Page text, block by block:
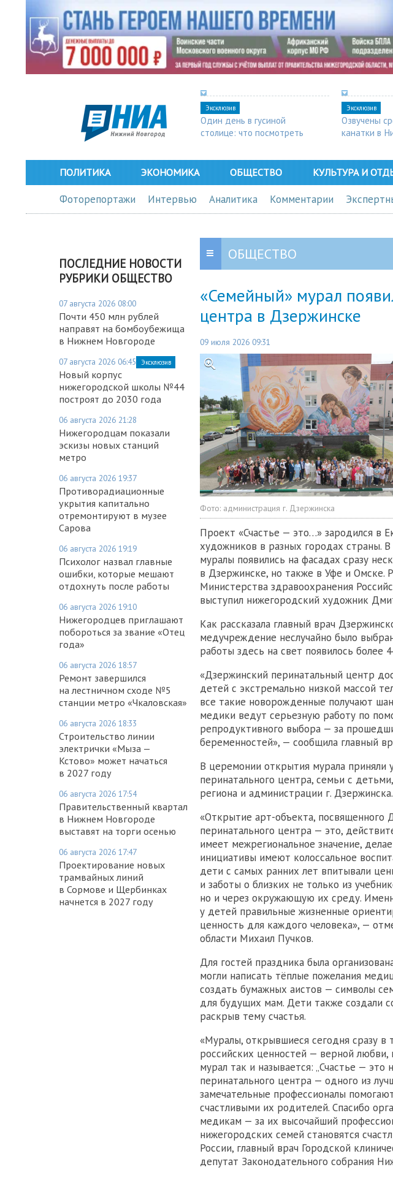
Эксклюзив
Один день в гусиной
столице: что посмотреть
Эксклюзив
Озвучены
канатки в
ПОЛИТИКА ЭКОНОМИКА ОБЩЕСТВО КУЛЬТУРА И
Фоторепортажи Интервью Аналитика Комментарии
ПОСЛЕДНИЕ НОВОСТИ
РУБРИКИ ОБЩЕСТВО
07 августа 2026 08:00
Почти 450 млн рублей
направят на бомбоубежища
в Нижнем Новгороде
07 августа 2026 06:45 Эксклюзив
Новый корпус
нижегородской школы №44
построят до 2030 года
06 августа 2026 21:28
Нижегородцам показали
эскизы новых станций
метро
06 августа 2026 19:37
Противорадиационные
укрытия капитально
отремонтируют в музее
Сарова
06 августа 2026 19:19
Психолог назвал главные
ошибки, которые мешают
отдохнуть после работы
06 августа 2026 19:10
Нижегородцев приглашают
побороться за звание «Отец
года»
06 августа 2026 18:57
Ремонт завершился
на лестничном сходе №5
станции метро «Чкаловская»
06 августа 2026 18:33
Строительство линии
электрички «Мыза —
Кстово» может начаться
в 2027 году
06 августа 2026 17:54
Правительственный квартал
в Нижнем Новгороде
выставят на торги осенью
06 августа 2026 17:47
Проектирование новых
трамвайных линий
в Сормове и Щербинках
начнется в 2027 году
ОБЩЕСТВО
«Семейный» мурал
центра в Дзержинске
09 июля 2026 09:31
Фото: администрация г. Дзержинска
Проект «Счастье — это…» зародился в
художников в разных городах страны.
муралы появились на фасадах сразу
в Дзержинске, но также в Уфе и
Министерства здравоохранения
выступил нижегородский художник
Как рассказала главный врач
медучреждение неслучайно было
работы здесь на свет появилось более
«Дзержинский перинатальный центр
детей с экстремально низкой массой
все такие новорожденные получают
медики ведут серьезную работу по
репродуктивного выбора — за
беременностей», — сообщила главный
В церемонии открытия мурала приняли
перинатального центра, семьи с
региона и администрации г. Дзержинска.
«Открытие арт-объекта,
перинатального центра — это,
имеет межрегиональное значение,
инициативы имеют колоссальное
дети с самых ранних лет впитывали
и заботы о близких не только из
но и через окружающую их среду.
у детей правильные жизненные
ценность для каждого человека», —
области Михаил Пучков.
Для гостей праздника была
могли написать тёплые пожелания
создать бумажных аистов — символы
для будущих мам. Дети также создали
раскрыв тему счастья.
«Муралы, открывшиеся сегодня сразу
российских ценностей — верной
мурал так и называется: „Счастье — это
перинатального центра — одного из
замечательные профессионалы
счастливыми их родителей. Спасибо
медикам — за их высочайший
нижегородских семей становятся
России, главный врач Городской
депутат Законодательного собрания